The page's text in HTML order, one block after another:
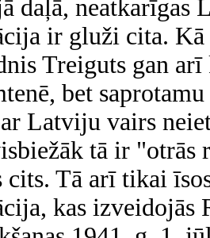
daļā, neatkarīgas
ir gluži cita. Kā
Treiguts gan
bet
Latviju vairs
tā ir "otrās
cits. Tā arī tikai
kas izveidojās